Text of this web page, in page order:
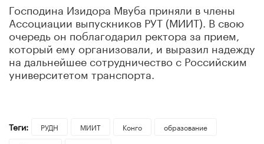
Господина Изидора Мвуба приняли в члены
Ассоциации выпускников РУТ (МИИТ). В свою
очередь он поблагодарил ректора за прием,
который ему организовали, и выразил надежду
на дальнейшее сотрудничество с Российским
университетом транспорта.
Теги: РУДН МИИТ Конго
образование